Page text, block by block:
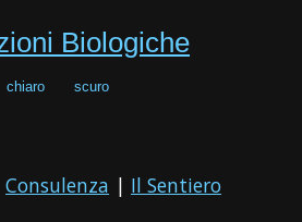
Biologiche
chiaro scuro
Consulenza | Il Sentiero